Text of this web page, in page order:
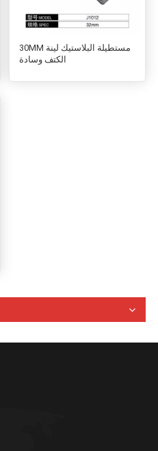
30MM مستطيلة البلاستيك لينة
الكتف وسادة